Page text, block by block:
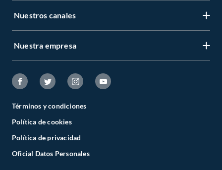
Nuestros canales
Nuestra empresa
Términos y condiciones
Política de cookies
Política de privacidad
Oficial Datos Personales